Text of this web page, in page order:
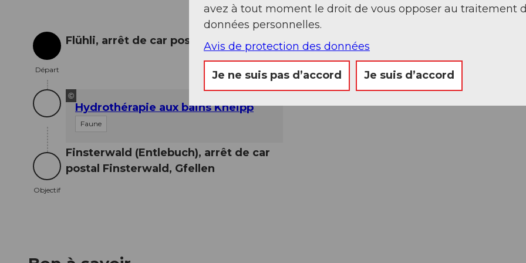
Départ
Départ
Flühli, arrêt de car postal Flühli, Poste
©
Hydrothérapie aux bains Kneipp
Faune
Objectif
Objectif
Finsterwald (Entlebuch), arrêt de car
postal Finsterwald, Gfellen
avez à tout moment le droit de vous opposer au traitement
données personnelles.
Avis de protection des données
Je ne suis pas d’accord Je suis d’accord